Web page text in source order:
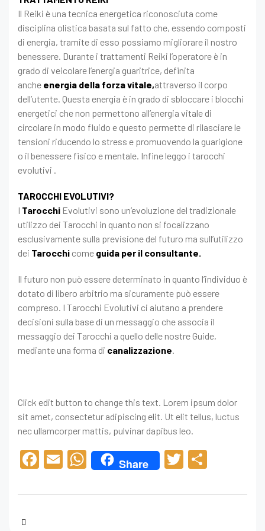
Il Reiki è una tecnica energetica riconosciuta come
disciplina olistica basata sul fatto che, essendo composti
di energia, tramite di esso possiamo migliorare il nostro
benessere. Durante i trattamenti Reiki l’operatore è in
grado di veicolare l’energia guaritrice, definita
anche energia della forza vitale,attraverso il corpo
dell’utente. Questa energia è in grado di sbloccare i blocchi
energetici che non permettono all’energia vitale di
circolare in modo fluido e questo permette di rilasciare le
tensioni riducendo lo stress e promuovendo la guarigione
o il benessere fisico e mentale. Infine leggo i tarocchi
evolutivi .
TAROCCHI EVOLUTIVI?
I Tarocchi Evolutivi sono un’evoluzione del tradizionale
utilizzo dei Tarocchi in quanto non si focalizzano
esclusivamente sulla previsione del futuro ma sull’utilizzo
dei Tarocchi come guida per il consultante.
Il futuro non può essere determinato in quanto l’individuo è
dotato di libero arbitrio ma sicuramente può essere
compreso. I Tarocchi Evolutivi ci aiutano a prendere
decisioni sulla base di un messaggio che associa il
messaggio dei Tarocchi a quello delle nostre Guide,
mediante una forma di canalizzazione.
Click edit button to change this text. Lorem ipsum dolor
sit amet, consectetur adipiscing elit. Ut elit tellus, luctus
nec ullamcorper mattis, pulvinar dapibus leo.
F
c
E
ail
W
at
Share
T
tt n